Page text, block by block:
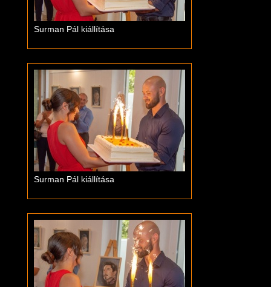
Surman Pál kiállítása
Surman Pál kiállítása